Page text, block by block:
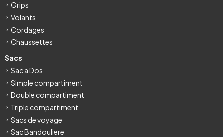
Grips
Volants
Cordages
Chaussettes
Sacs
Sac a Dos
Simple compartiment
Double compartiment
Triple compartiment
Sacs de voyage
Sac Bandouliere